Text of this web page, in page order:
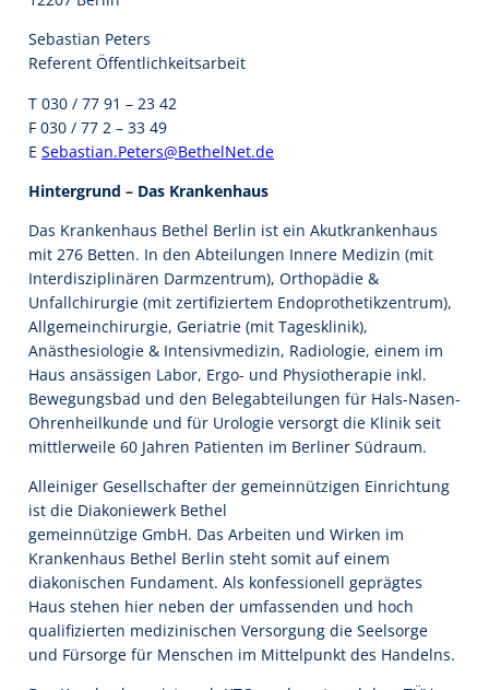
Sebastian Peters
Referent Öffentlichkeitsarbeit
T 030 / 77 91 – 23 42
F 030 / 77 2 – 33 49
E Sebastian.Peters@BethelNet.de
Hintergrund – Das Krankenhaus
Das Krankenhaus Bethel Berlin ist ein Akutkrankenhaus
mit 276 Betten. In den Abteilungen Innere Medizin (mit
Interdisziplinären Darmzentrum), Orthopädie &
Unfallchirurgie (mit zertifiziertem Endoprothetikzentrum),
Allgemeinchirurgie, Geriatrie (mit Tagesklinik),
Anästhesiologie & Intensivmedizin, Radiologie, einem im
Haus ansässigen Labor, Ergo- und Physiotherapie inkl.
Bewegungsbad und den Belegabteilungen für Hals-Nasen-
Ohrenheilkunde und für Urologie versorgt die Klinik seit
mittlerweile 60 Jahren Patienten im Berliner Südraum.
Alleiniger Gesellschafter der gemeinnützigen Einrichtung
ist die Diakoniewerk Bethel
gemeinnützige GmbH. Das Arbeiten und Wirken im
Krankenhaus Bethel Berlin steht somit auf einem
diakonischen Fundament. Als konfessionell geprägtes
Haus stehen hier neben der umfassenden und hoch
qualifizierten medizinischen Versorgung die Seelsorge
und Fürsorge für Menschen im Mittelpunkt des Handelns.